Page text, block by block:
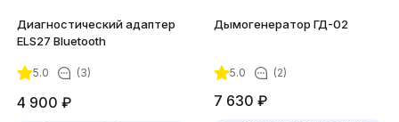
Диагностический адаптер
ELS27 Bluetooth
5.0 (3)
4 900 ₽
Дымогенератор ГД-02
5.0 (2)
7 630 ₽